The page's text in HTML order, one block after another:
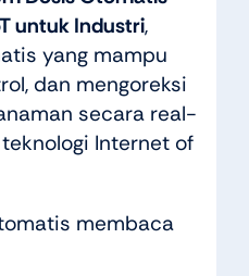
untuk Industri,
yang mampu
dan mengoreksi
secara real-
Internet of
membaca